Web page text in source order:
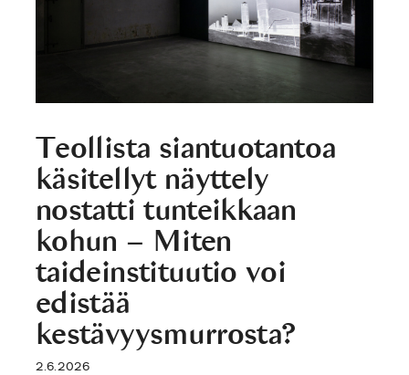
Teollista siantuotantoa
käsitellyt näyttely
nostatti tunteikkaan
kohun – Miten
taideinstituutio voi
edistää
kestävyysmurrosta?
2.6.2026